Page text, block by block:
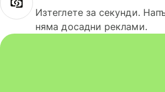
Изтеглете за секунди.
няма досадни реклами.